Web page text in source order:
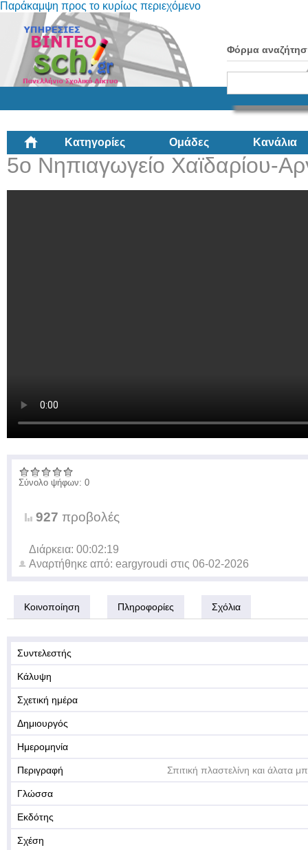
Παράκαμψη προς το κυρίως περιεχόμενο
Φόρμα
Κατηγορίες Ομάδες Κανάλια
5ο Νηπιαγωγείο Χαϊδαρίου-
Σύνολο ψήφων: 0
927 προβολές
Διάρκεια: 00:02:19
Αναρτήθηκε από: eargyroudi στις 06-02-2026
Κοινοποίηση Πληροφορίες Σχόλια
Συντελεστής
Κάλυψη
Σχετική ημέρα
Δημιουργός
Ημερομηνία
Περιγραφή Σπιτική πλαστελίνη και άλατα
Γλώσσα
Εκδότης
Σχέση